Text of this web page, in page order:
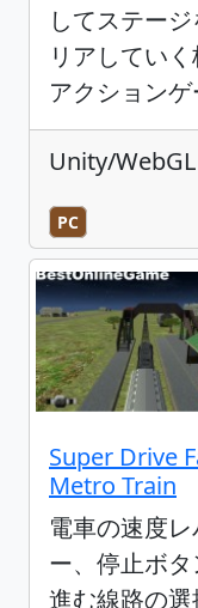
してステージ
リアしてい
アクション
Unity/WebGL
PC
Super Drive
Metro Train
電車の速度
ー、停止ボタ
進む線路の選